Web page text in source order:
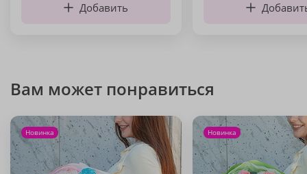
Добавить
Вам может понравиться
Новинка Новинка